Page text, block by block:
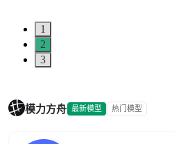
1
2
3
模力方舟 最新模型 热门模型